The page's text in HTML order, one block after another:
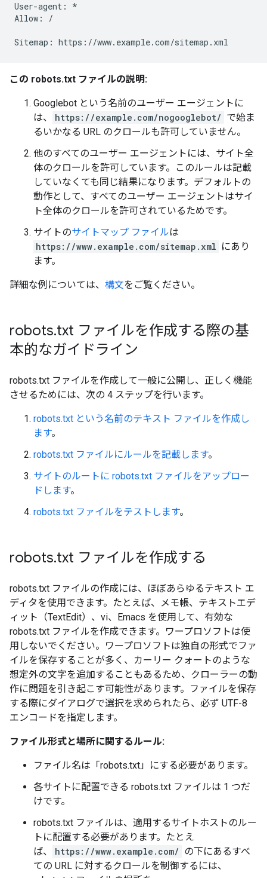
User-agent: *
Allow: /
Sitemap: https://www.example.com/sitemap.xml
この robots.txt ファイルの説明:
Googlebot という名前のユーザー エージェントに
は、
https://example.com/nogooglebot/ で始ま
るいかなる URL のクロールも許可していません。
他のすべてのユーザー エージェントには、サイト全
体のクロールを許可しています。このルールは記載
していなくても同じ結果になります。デフォルトの
動作として、すべてのユーザー エージェントはサイ
ト全体のクロールを許可されているためです。
サイトのサイトマップ ファイルは
https://www.example.com/sitemap.xml にあり
ます。
詳細な例については、 構文をご覧ください。
robots.txt ファイルを作成する際の基
本的なガイドライン
robots.txt ファイルを作成して一般に公開し、正しく機能
させるためには、次の 4 ステップを行います。
robots.txt という名前のテキスト ファイルを作成し
ます。
robots.txt ファイルにルールを記載します。
サイトのルートに robots.txt ファイルをアップロー
ドします。
robots.txt ファイルをテストします。
robots.txt ファイルを作成する
robots.txt ファイルの作成には、ほぼあらゆるテキスト エ
ディタを使用できます。たとえば、メモ帳、テキストエデ
ィット（TextEdit）、vi、Emacs を使用して、有効な
robots.txt ファイルを作成できます。ワープロソフトは使
用しないでください。ワープロソフトは独自の形式でファ
イルを保存することが多く、カーリー クォートのような
想定外の文字を追加することもあるため、クローラーの動
作に問題を引き起こす可能性があります。ファイルを保存
する際にダイアログで選択を求められたら、必ず UTF-8
エンコードを指定します。
ファイル形式と場所に関するルール:
ファイル名は「robots.txt」にする必要があります。
各サイトに配置できる robots.txt ファイルは 1 つだ
けです。
robots.txt ファイルは、適用するサイトホストのルー
トに配置する必要があります。たとえ
ば、
https://www.example.com/ の下にあるすべ
ての URL に対するクロールを制御するには、